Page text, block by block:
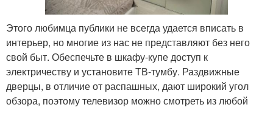
Этого любимца публики не всегда удается вписать в
интерьер, но многие из нас не представляют без него
свой быт. Обеспечьте в шкафу-купе доступ к
электричеству и установите ТВ-тумбу. Раздвижные
дверцы, в отличие от распашных, дают широкий угол
обзора, поэтому телевизор можно смотреть из любой